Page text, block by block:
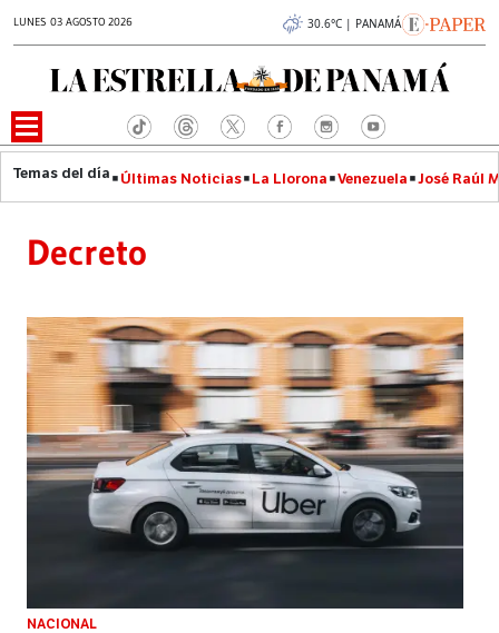
LUNES 03 AGOSTO 2026 30.6°C | PANAMÁ
Últimas Noticias La Llorona Venezuela José Raúl
Decreto
NACIONAL